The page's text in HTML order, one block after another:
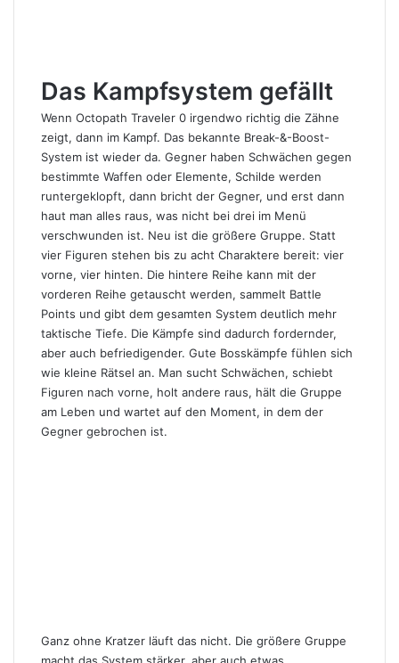
Das Kampfsystem gefällt
Wenn Octopath Traveler 0 irgendwo richtig die Zähne
zeigt, dann im Kampf. Das bekannte Break-&-Boost-
System ist wieder da. Gegner haben Schwächen gegen
bestimmte Waffen oder Elemente, Schilde werden
runtergeklopft, dann bricht der Gegner, und erst dann
haut man alles raus, was nicht bei drei im Menü
verschwunden ist. Neu ist die größere Gruppe. Statt
vier Figuren stehen bis zu acht Charaktere bereit: vier
vorne, vier hinten. Die hintere Reihe kann mit der
vorderen Reihe getauscht werden, sammelt Battle
Points und gibt dem gesamten System deutlich mehr
taktische Tiefe. Die Kämpfe sind dadurch fordernder,
aber auch befriedigender. Gute Bosskämpfe fühlen sich
wie kleine Rätsel an. Man sucht Schwächen, schiebt
Figuren nach vorne, holt andere raus, hält die Gruppe
am Leben und wartet auf den Moment, in dem der
Gegner gebrochen ist.
Ganz ohne Kratzer läuft das nicht. Die größere Gruppe
macht das System stärker, aber auch etwas